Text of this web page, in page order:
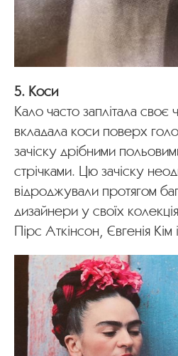
5. Коси
Кало часто заплітала своє
вкладала коси поверх
зачіску дрібними
стрічками. Цю зачіску
відроджували протягом
дизайнери у своїх
Пірс Аткінсон, Євгенія